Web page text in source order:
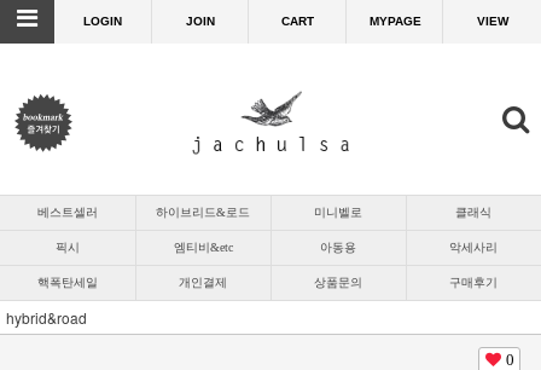
LOGIN JOIN CART MYPAGE VIEW
베스트셀러 하이브리드&로드 미니벨로 클래식
픽시 엠티비&etc 아동용 악세사리
핵폭탄세일 개인결제 상품문의 구매후기
hybrid&road
0